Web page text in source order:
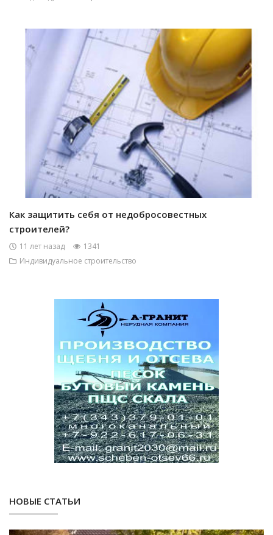
Как защитить себя от недобросовестных
строителей?
11 лет назад
1341
Индивидуальное строительство
НОВЫЕ СТАТЬИ